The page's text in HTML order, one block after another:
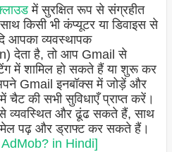
में सुरक्षित रूप से संग्रहीत
किसी भी कंप्यूटर या डिवाइस से
आपका व्यवस्थापक
देता है, तो आप Gmail से
में शामिल हो सकते हैं या शुरू कर
Gmail इनबॉक्स में जोड़ें और
की सभी सुविधाएँ प्राप्त करें।
व्यवस्थित और ढूंढ सकते हैं, साथ
पढ़ और ड्राफ्ट कर सकते हैं।
in Hindi]